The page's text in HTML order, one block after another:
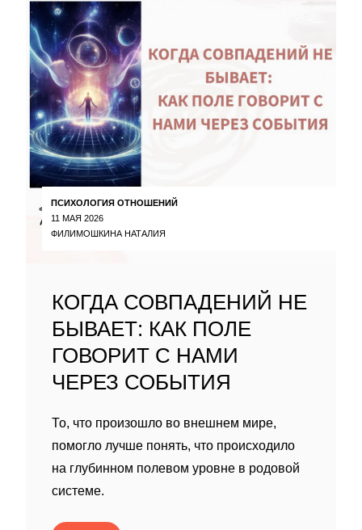
ПСИХОЛОГИЯ ОТНОШЕНИЙ
11 МАЯ 2026
ФИЛИМОШКИНА НАТАЛИЯ
КОГДА СОВПАДЕНИЙ НЕ
БЫВАЕТ: КАК ПОЛЕ
ГОВОРИТ С НАМИ
ЧЕРЕЗ СОБЫТИЯ
То, что произошло во внешнем мире,
помогло лучше понять, что происходило
на глубинном полевом уровне в родовой
системе.